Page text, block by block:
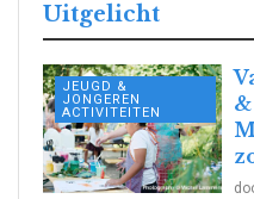
Uitgelicht
JEUGD &
JONGEREN
ACTIVITEITEN